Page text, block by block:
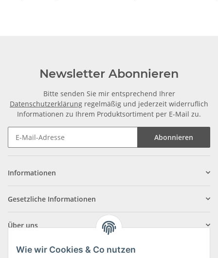
Newsletter Abonnieren
Bitte senden Sie mir entsprechend Ihrer
Datenschutzerklärung regelmäßig und jederzeit widerruflich
Informationen zu Ihrem Produktsortiment per E-Mail zu.
Abonnieren
Informationen
Gesetzliche Informationen
Über uns
Wie wir Cookies & Co nutzen